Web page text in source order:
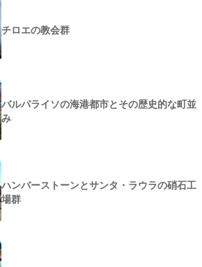
チロエの教会群
バルパライソの海港都市とその歴史的な町並
み
ハンバーストーンとサンタ・ラウラの硝石工
場群